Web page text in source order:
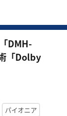
DMH-
「Dolby
パイオニア